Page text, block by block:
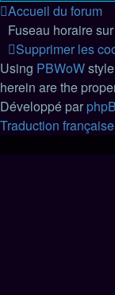
Accueil du forum
Fuseau horaire sur
Supprimer les
Using PBWoW
herein are the
Développé par
Traduction